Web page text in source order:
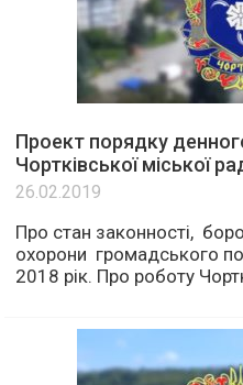
Проект порядку
Чортківської міської
26.02.2019
Про стан законності,
охорони громадського
2018 рік. Про роботу